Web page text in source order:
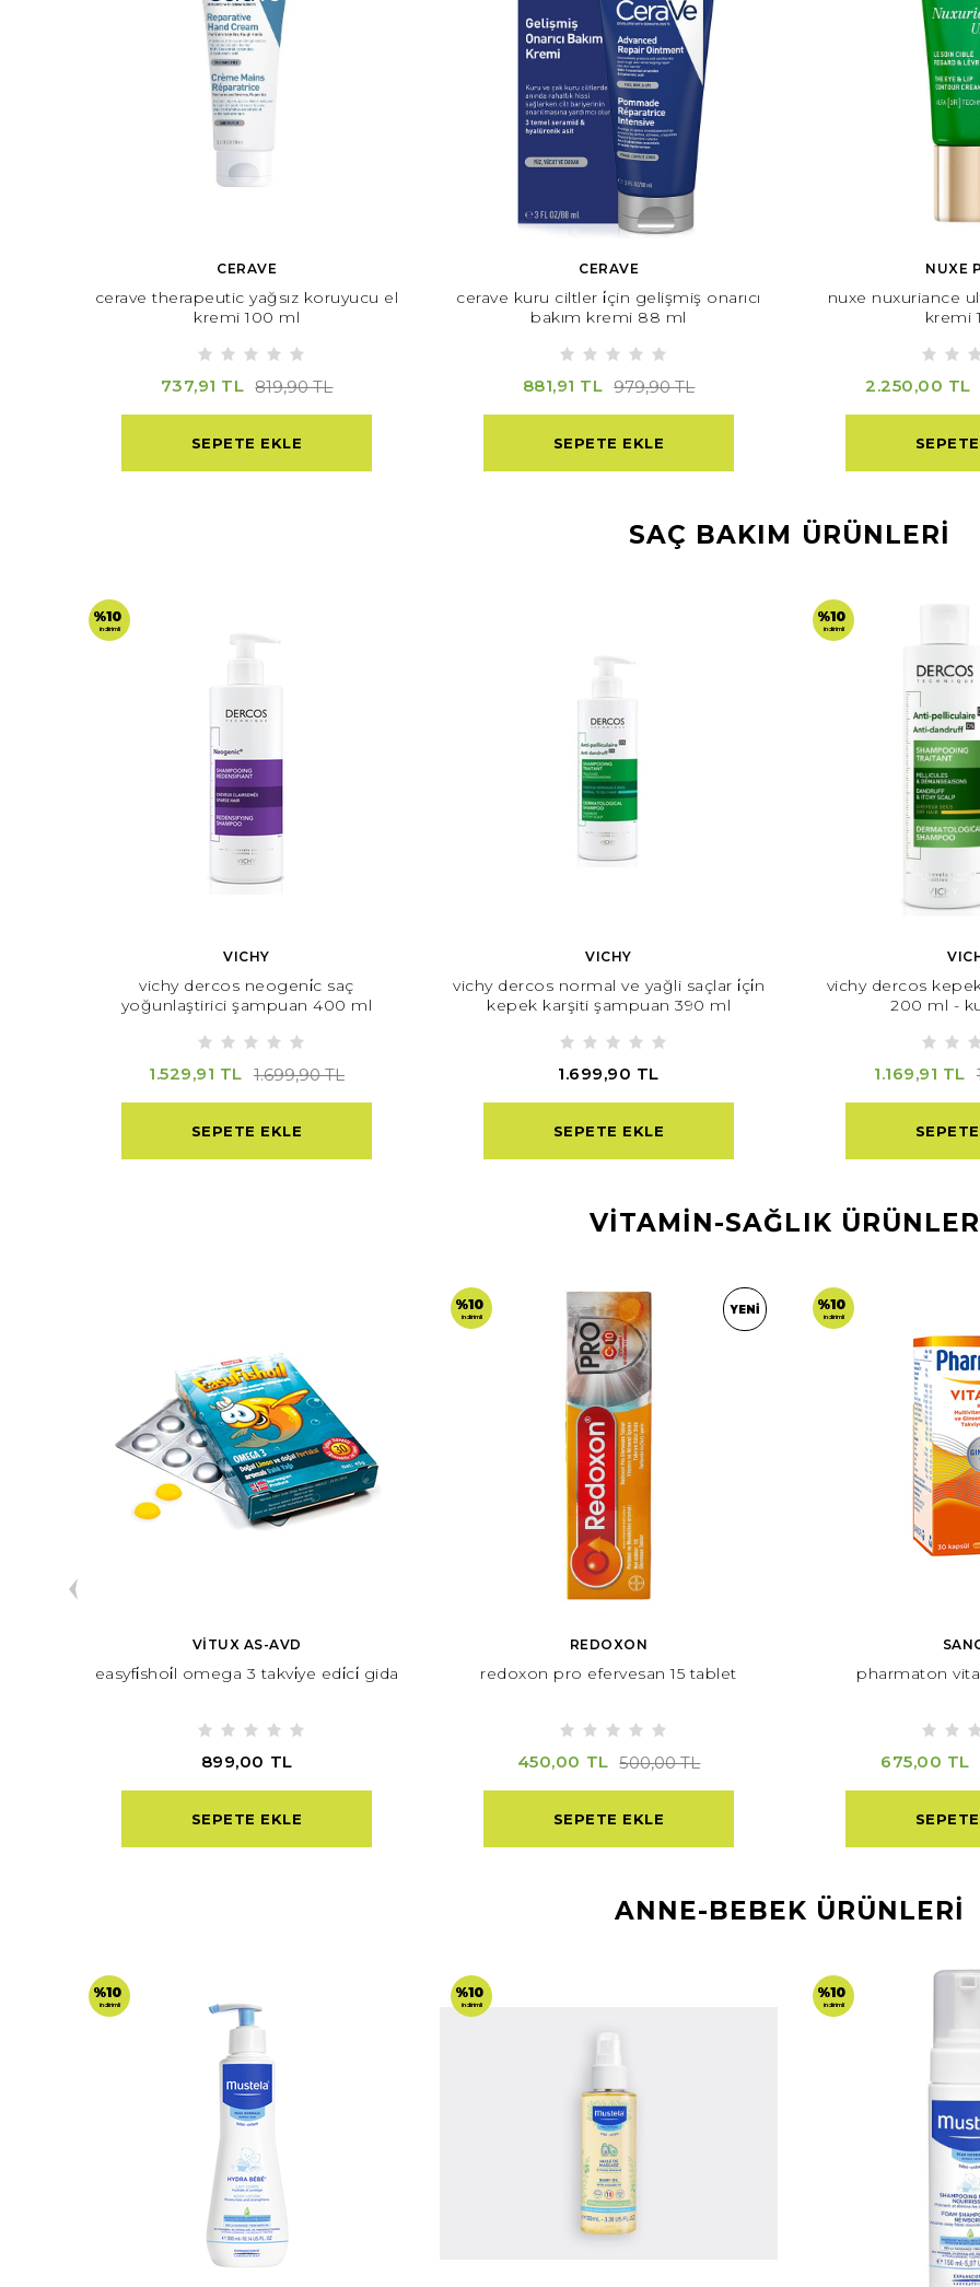
CERAVE
cerave therapeutic yağsız koruyucu el
kremi 100 ml
737,91 TL 819,90 TL
SEPETE EKLE
CERAVE
cerave kuru ciltler i̇çin gelişmiş onarıcı
bakım kremi 88 ml
881,91 TL 979,90 TL
SEPETE EKLE
NUXE
nuxe nuxuriance
kremi
2.250,00 TL
SAÇ BAKIM ÜRÜNLERİ
%10
indirimli
VICHY
vichy dercos neogeni̇c saç
yoğunlaştirici şampuan 400 ml
1.529,91 TL 1.699,90 TL
SEPETE EKLE
VICHY
vichy dercos normal ve yağli saçlar i̇çi̇n
kepek karşiti şampuan 390 ml
1.699,90 TL
SEPETE EKLE
%10
indirimli
vichy dercos
200 ml -
1.169,91 TL
VİTAMİN-SAĞLIK
VİTUX AS-AVD
easyfi̇shoi̇l omega 3 takvi̇ye edi̇ci̇ gida
899,00 TL
SEPETE EKLE
%10
indirimli
YENI
REDOXON
redoxon pro efervesan 15 tablet
450,00 TL 500,00 TL
SEPETE EKLE
%10
indirimli
pharmaton
675,00 TL
ANNE-BEBEK ÜRÜNLERİ
%10
indirimli
%10
indirimli
%10
indirimli